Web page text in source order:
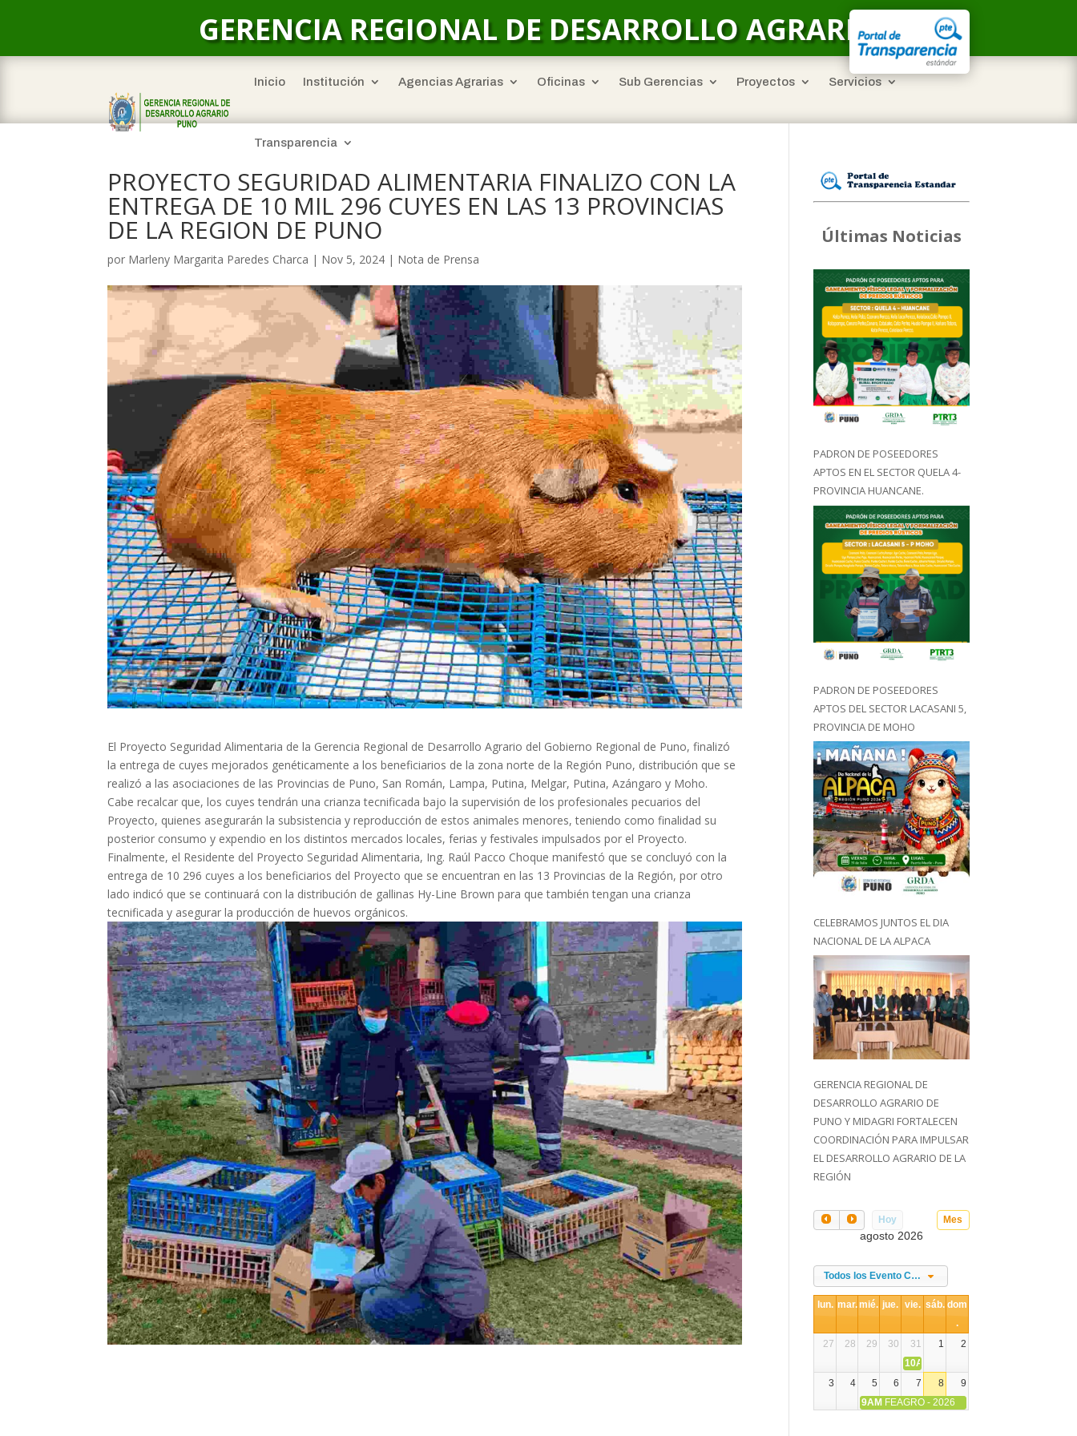
GERENCIA REGIONAL DE DESARROLLO AGRARIO
Inicio Institución Agencias Agrarias Oficinas Sub Gerencias Proyectos Servicios
Transparencia
PROYECTO SEGURIDAD ALIMENTARIA FINALIZO CON LA
ENTREGA DE 10 MIL 296 CUYES EN LAS 13 PROVINCIAS
DE LA REGION DE PUNO
por Marleny Margarita Paredes Charca | Nov 5, 2024 | Nota de Prensa
El Proyecto Seguridad Alimentaria de la Gerencia Regional de Desarrollo Agrario del Gobierno Regional de Puno, finalizó
la entrega de cuyes mejorados genéticamente a los beneficiarios de la zona norte de la Región Puno, distribución que se
realizó a las asociaciones de las Provincias de Puno, San Román, Lampa, Putina, Melgar, Putina, Azángaro y Moho.
Cabe recalcar que, los cuyes tendrán una crianza tecnificada bajo la supervisión de los profesionales pecuarios del
Proyecto, quienes asegurarán la subsistencia y reproducción de estos animales menores, teniendo como finalidad su
posterior consumo y expendio en los distintos mercados locales, ferias y festivales impulsados por el Proyecto.
Finalmente, el Residente del Proyecto Seguridad Alimentaria, Ing. Raúl Pacco Choque manifestó que se concluyó con la
entrega de 10 296 cuyes a los beneficiarios del Proyecto que se encuentran en las 13 Provincias de la Región, por otro
lado indicó que se continuará con la distribución de gallinas Hy-Line Brown para que también tengan una crianza
tecnificada y asegurar la producción de huevos orgánicos.
Últimas Noticias
PADRON DE POSEEDORES
APTOS EN EL SECTOR QUELA 4-
PROVINCIA HUANCANE.
PADRON DE POSEEDORES
APTOS DEL SECTOR LACASANI 5,
PROVINCIA DE MOHO
CELEBRAMOS JUNTOS EL DIA
NACIONAL DE LA ALPACA
GERENCIA REGIONAL DE
DESARROLLO AGRARIO DE
PUNO Y MIDAGRI FORTALECEN
COORDINACIÓN PARA IMPULSAR
EL DESARROLLO AGRARIO DE LA
REGIÓN
Hoy Mes
agosto 2026
Todos los Evento Categories
lun. mar.mié. jue. vie. sáb. dom
.
27
28 29 30 31 1
2
10AM
3
4 5 6 7 8
9
9AM FEAGRO - 2026